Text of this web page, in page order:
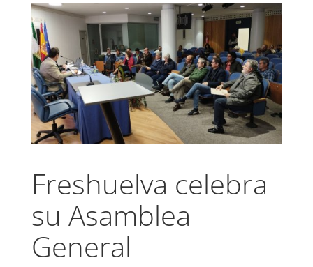
Freshuelva celebra
su Asamblea
General